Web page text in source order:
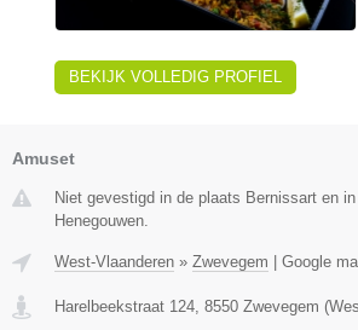
BEKIJK VOLLEDIG PROFIEL
Amuset
Niet gevestigd in de plaats Bernissart en
Henegouwen.
West-Vlaanderen » Zwevegem | Google
Harelbeekstraat 124 8550 Zwevegem (